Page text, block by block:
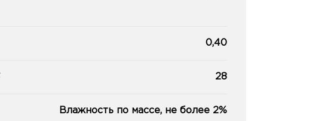
0,40
28
Влажность по массе, не более 2%